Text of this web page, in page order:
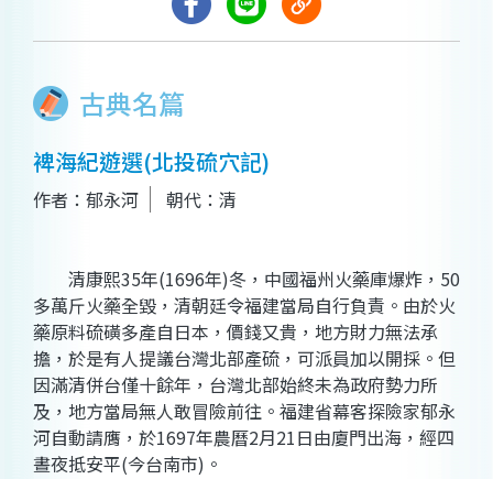
古典名篇
裨海紀遊選(北投硫穴記)
作者：郁永河 朝代：清
清康熙35年(1696年)冬，中國福州火藥庫爆炸，50
多萬斤火藥全毀，清朝廷令福建當局自行負責。由於火
藥原料硫磺多產自日本，價錢又貴，地方財力無法承
擔，於是有人提議台灣北部產硫，可派員加以開採。但
因滿清併台僅十餘年，台灣北部始終未為政府勢力所
及，地方當局無人敢冒險前往。福建省幕客探險家郁永
河自動請膺，於1697年農曆2月21日由廈門出海，經四
晝夜抵安平(今台南市)。